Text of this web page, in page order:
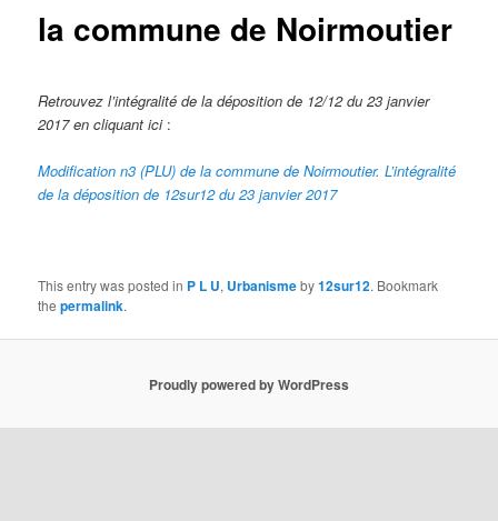
la commune de Noirmoutier
Retrouvez l’intégralité de la déposition de 12/12 du 23 janvier
2017 en cliquant ici:
Modification n3 (PLU) de la commune de Noirmoutier. L’intégralité
de la déposition de 12sur12 du 23 janvier 2017
This entry was posted in P L U, Urbanismeby12sur12. Bookmark
thepermalink.
Proudly powered by WordPress